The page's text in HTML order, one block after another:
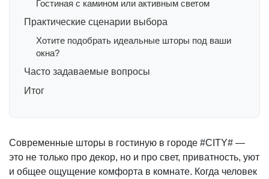
Гостиная с камином или активным светом
Практические сценарии выбора
Хотите подобрать идеальные шторы под ваши
окна?
Часто задаваемые вопросы
Итог
Современные шторы в гостиную в городе #CITY# —
это не только про декор, но и про свет, приватность, уют
и общее ощущение комфорта в комнате. Когда человек